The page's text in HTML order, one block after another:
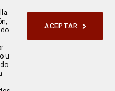
u
ACEPTAR